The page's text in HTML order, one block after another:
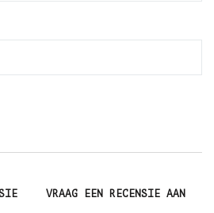
VRAAG EEN RECENSIE AAN